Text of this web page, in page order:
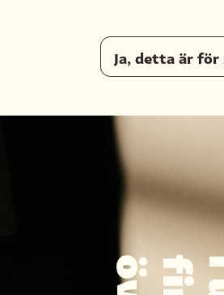
Ja, detta är för